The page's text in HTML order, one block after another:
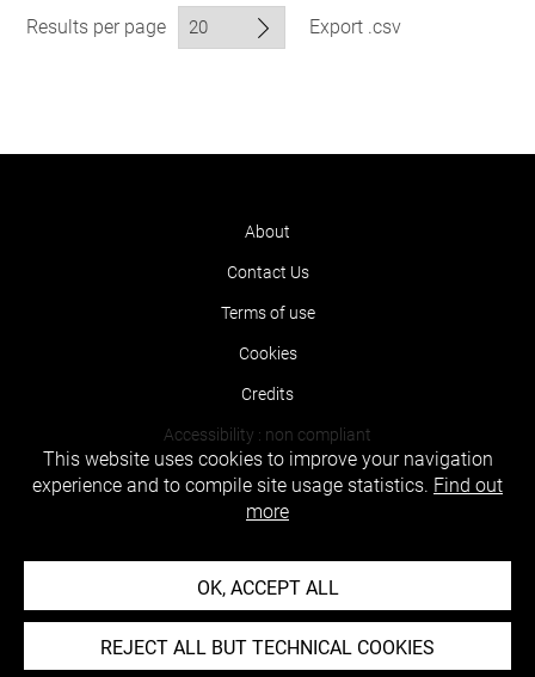
Results per page Export .csv
About
Contact Us
Terms of use
Cookies
Credits
Accessibility : non compliant
This website uses cookies to improve your navigation
experience and to compile site usage statistics. Find out
more
OK, ACCEPT ALL
REJECT ALL BUT TECHNICAL COOKIES